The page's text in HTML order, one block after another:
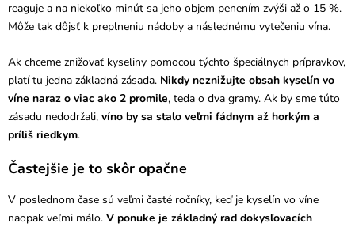
reaguje a na niekoľko minút sa jeho objem penením zvýši až o 15 %.
Môže tak dôjsť k preplneniu nádoby a následnému vytečeniu vína.
Ak chceme znižovať kyseliny pomocou týchto špeciálnych prípravkov,
platí tu jedna základná zásada. Nikdy neznižujte obsah kyselín vo
víne naraz o viac ako 2 promile, teda o dva gramy. Ak by sme túto
zásadu nedodržali, víno by sa stalo veľmi fádnym až horkým a
príliš riedkym.
Častejšie je to skôr opačne
V poslednom čase sú veľmi časté ročníky, keď je kyselín vo víne
naopak veľmi málo. V ponuke je základný rad dokysľovacích